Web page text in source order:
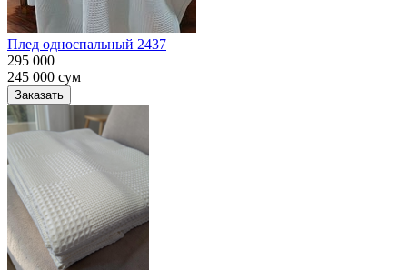
Плед односпальный 2437
295 000
245 000 сум
Заказать